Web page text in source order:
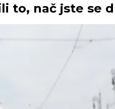
to, nač jste se